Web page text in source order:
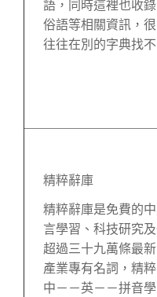
語，同時這裡也收
俗語等相關資訊，
往往在別的字典找
精粹辭庫
精粹辭庫是免費的
言學習、科技研究
超過三十九萬條最
產業專有名詞，精
中－－英－－拼音